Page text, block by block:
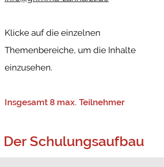
Klicke auf die einzelnen
Themenbereiche, um die Inhalte
einzusehen.
Insgesamt 8 max. Teilnehmer
Der Schulungsaufbau